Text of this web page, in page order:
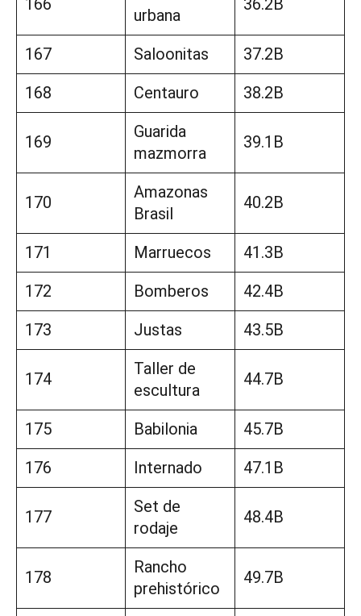
166
urbana
36.2B
167 Saloonitas
37.2B
168
Centauro 38.2B
169
Guarida
mazmorra
39.1B
170
Amazonas
Brasil
40.2B
171 Marruecos
41.3B
172
Bomberos
42.4B
173
Justas 43.5B
174
Taller de
escultura
44.7B
175 Babilonia
45.7B
176
Internado 47.1B
177
Set de
rodaje
48.4B
178
Rancho
prehistórico
49.7B